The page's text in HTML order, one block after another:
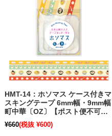
HMT-14：ホソマス ケース付きマ
スキングテープ 6mm幅・9mm幅
町中華〔OZ〕【ポスト便不可】
【在庫限り】
¥660(税抜 ¥600)